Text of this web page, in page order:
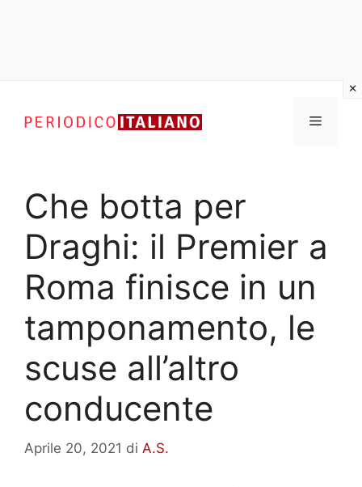
contenuto
Menu
Che botta per
Draghi: il Premier a
Roma finisce in un
tamponamento, le
scuse all’altro
conducente
Aprile 20, 2021 di A.S.